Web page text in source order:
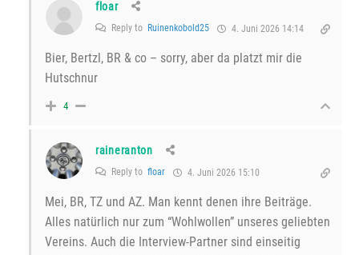
floar
Reply to Ruinenkobold25 4. Juni 2026 14:14
Bier, Bertzl, BR & co – sorry, aber da platzt mir die
Hutschnur
4
raineranton
Reply to floar 4. Juni 2026 15:10
Mei, BR, TZ und AZ. Man kennt denen ihre Beiträge.
Alles natürlich nur zum “Wohlwollen” unseres geliebten
Vereins. Auch die Interview-Partner sind einseitig